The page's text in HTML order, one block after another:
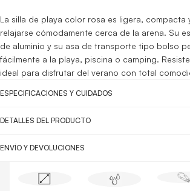
La silla de playa color rosa es ligera, compacta
relajarse cómodamente cerca de la arena. Su
de aluminio y su asa de transporte tipo bolso
fácilmente a la playa, piscina o camping.
ideal para disfrutar del verano con total
ESPECIFICACIONES Y CUIDADOS
DETALLES DEL PRODUCTO
ENVÍO Y DEVOLUCIONES